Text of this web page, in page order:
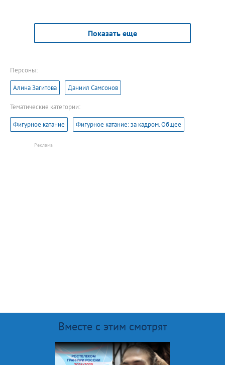
Показать еще
Персоны:
Алина Загитова Даниил Самсонов
Тематические категории:
Фигурное катание Фигурное катание: за кадром. Общее
Вместе с этим смотрят